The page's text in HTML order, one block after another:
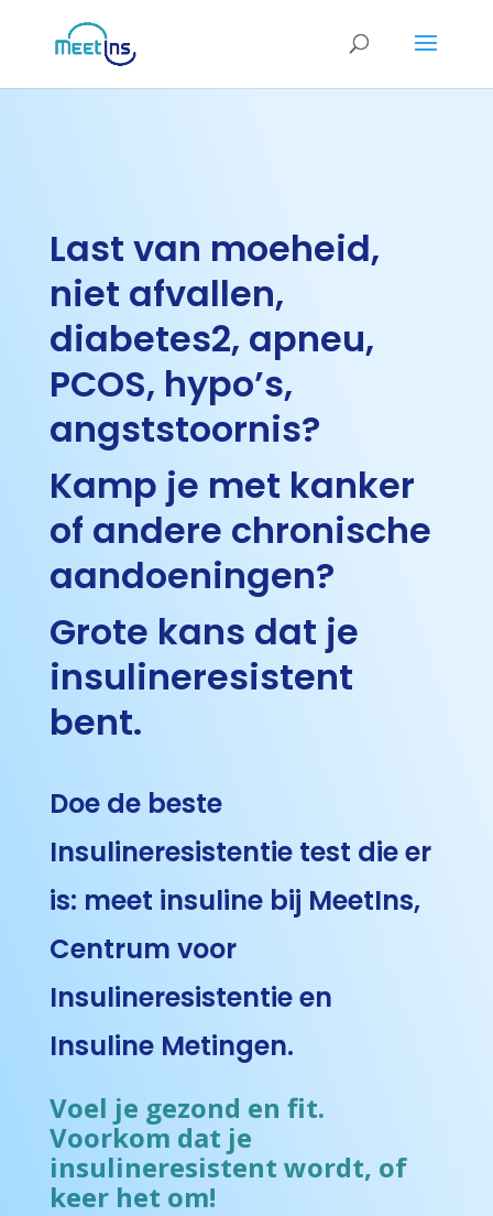
Last van moeheid,
niet afvallen,
diabetes2, apneu,
PCOS, hypo’s,
angststoornis?
Kamp je met kanker
of andere chronische
aandoeningen?
Grote kans dat je
insulineresistent
bent.
Doe de beste
Insulineresistentie test die er
is: meet insuline bij MeetIns,
Centrum voor
Insulineresistentie en
Insuline Metingen.
Voel je gezond en fit.
Voorkom dat je
insulineresistent wordt, of
keer het om!